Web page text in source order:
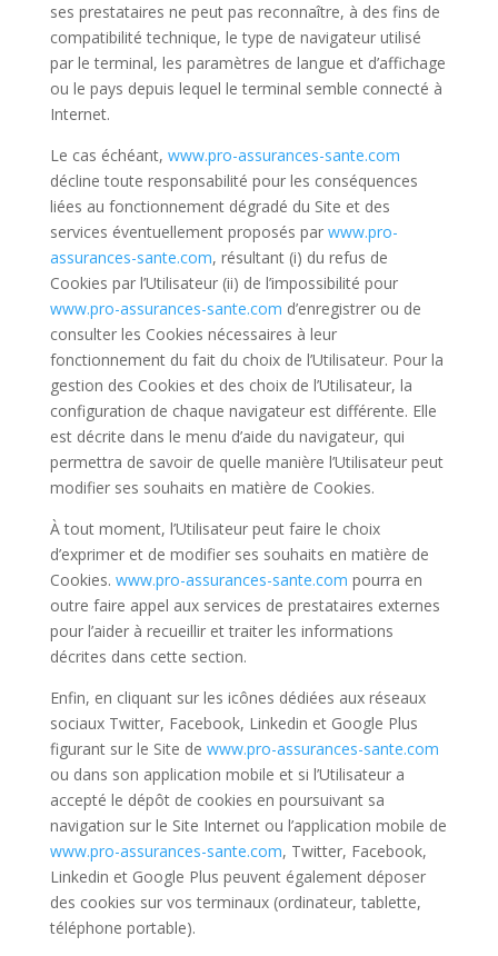
ses prestataires ne peut pas reconnaître, à des fins de
compatibilité technique, le type de navigateur utilisé
par le terminal, les paramètres de langue et d’affichage
ou le pays depuis lequel le terminal semble connecté à
Internet.
Le cas échéant, www.pro-assurances-sante.com
décline toute responsabilité pour les conséquences
liées au fonctionnement dégradé du Site et des
services éventuellement proposés par www.pro-
assurances-sante.com, résultant (i) du refus de
Cookies par l’Utilisateur (ii) de l’impossibilité pour
www.pro-assurances-sante.com d’enregistrer ou de
consulter les Cookies nécessaires à leur
fonctionnement du fait du choix de l’Utilisateur. Pour la
gestion des Cookies et des choix de l’Utilisateur, la
configuration de chaque navigateur est différente. Elle
est décrite dans le menu d’aide du navigateur, qui
permettra de savoir de quelle manière l’Utilisateur peut
modifier ses souhaits en matière de Cookies.
À tout moment, l’Utilisateur peut faire le choix
d’exprimer et de modifier ses souhaits en matière de
Cookies. www.pro-assurances-sante.com pourra en
outre faire appel aux services de prestataires externes
pour l’aider à recueillir et traiter les informations
décrites dans cette section.
Enfin, en cliquant sur les icônes dédiées aux réseaux
sociaux Twitter, Facebook, Linkedin et Google Plus
figurant sur le Site de www.pro-assurances-sante.com
ou dans son application mobile et si l’Utilisateur a
accepté le dépôt de cookies en poursuivant sa
navigation sur le Site Internet ou l’application mobile de
www.pro-assurances-sante.com, Twitter, Facebook,
Linkedin et Google Plus peuvent également déposer
des cookies sur vos terminaux (ordinateur, tablette,
téléphone portable).